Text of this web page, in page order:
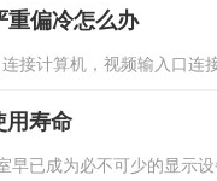
重偏冷怎么办
连接计算机，视频输入口
用寿命
早已成为必不可少的显示